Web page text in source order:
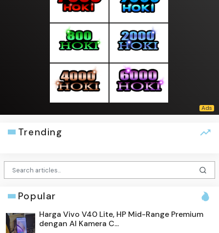
Trending
Popular
Harga Vivo V40 Lite, HP Mid-Range Premium
dengan AI Kamera C...